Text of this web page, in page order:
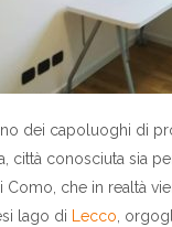
dei capoluoghi di
città conosciuta sia
Como, che in realtà
lago di
Lecco ,